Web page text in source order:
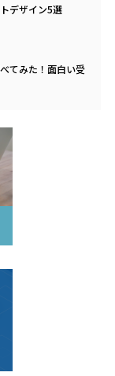
デザイン5選
てみた！面白い受